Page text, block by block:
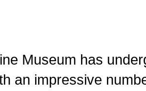
Museum has
an impressive